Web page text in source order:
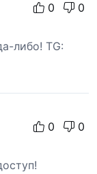
0 0
либо! TG:
0 0